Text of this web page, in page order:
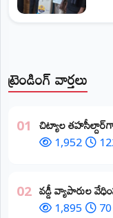
ట్రెండింగ్ వార్తలు
01 ​చిట్యాల
1,952
02 వడ్డీ వ్యాపారుల
1,895 70